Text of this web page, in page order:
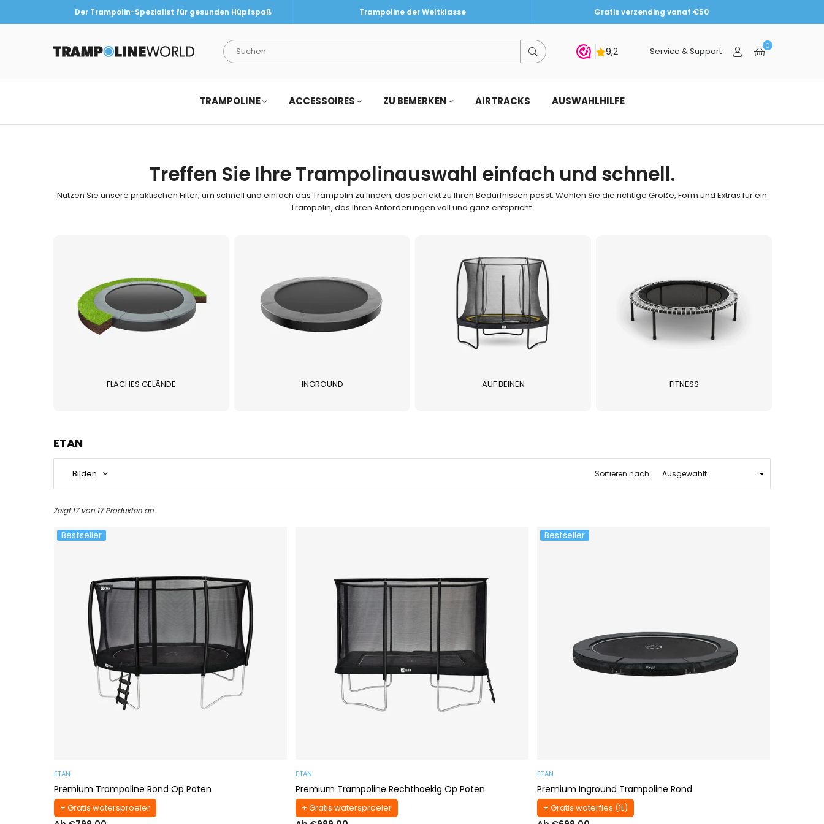
Der Trampolin-Spezialist für gesunden Hüpfspaß Trampoline der Weltklasse Gratis verzending vanaf €50
TRAMPOLINEWORLD
Suchen Service & Support 0
TRAMPOLINE ACCESSOIRES ZU BEMERKEN AIRTRACKS AUSWAHLHILFE
Treffen Sie Ihre Trampolinauswahl einfach und schnell.
Nutzen Sie unsere praktischen Filter, um schnell und einfach das Trampolin zu finden, das perfekt zu Ihren Bedürfnissen passt. Wählen Sie die richtige Größe, Form und Extras für ein
Trampolin, das Ihren Anforderungen voll und ganz entspricht.
FLACHES GELÄNDE INGROUND AUF BEINEN FITNESS
ETAN
Bilden Sortieren nach:
Zeigt 17 von 17 Produkten an
Bestseller
ETAN
Premium Trampoline Rond Op Poten
+ Gratis watersproeier
ETAN
Premium Trampoline Rechthoekig Op Poten
+ Gratis watersproeier
Bestseller
ETAN
Premium Inground Trampoline Rond
+ Gratis waterfles (1L)